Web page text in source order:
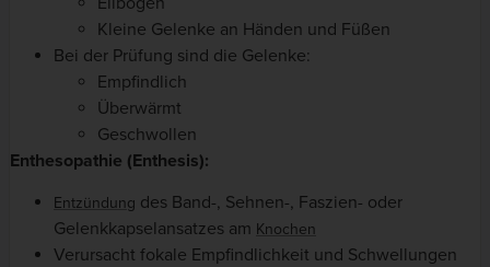
Kleine Gelenke an Händen und Füßen
Bei der Prüfung sind die Gelenke:
Empfindlich
Überwärmt
Geschwollen
Enthesopathie (Enthesis):
Entzündung des Band-, Sehnen-, Faszien- oder
Gelenkkapselansatzes am Knochen
Verursacht fokale Empfindlichkeit und Schwellungen